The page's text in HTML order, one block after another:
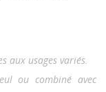
aux usages variés.
ou combiné avec